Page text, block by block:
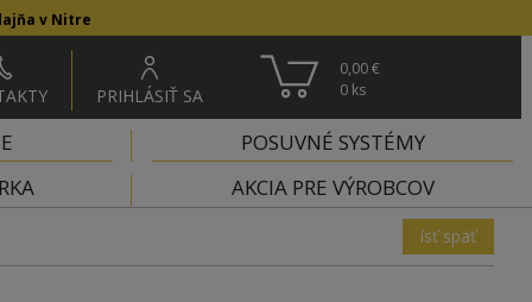
v Nitre
PRIHLÁSIŤ SA
0,00 €
0 ks
POSUVNÉ SYSTÉMY
AKCIA PRE VÝROBCOV
ísť späť